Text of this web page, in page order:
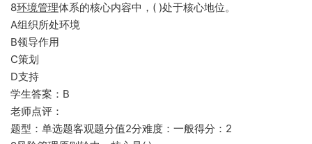
8环境管理体系的核心内容中，( )处于核心地位。
A组织所处环境
B领导作用
C策划
D支持
学生答案：B
老师点评：
题型：单选题客观题分值2分难度：一般得分：2